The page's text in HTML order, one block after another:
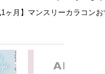
1ヶ月】マンスリーカラコン